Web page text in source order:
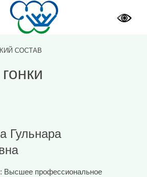
СОСТАВ
Гульнара
: Высшее профессиональное